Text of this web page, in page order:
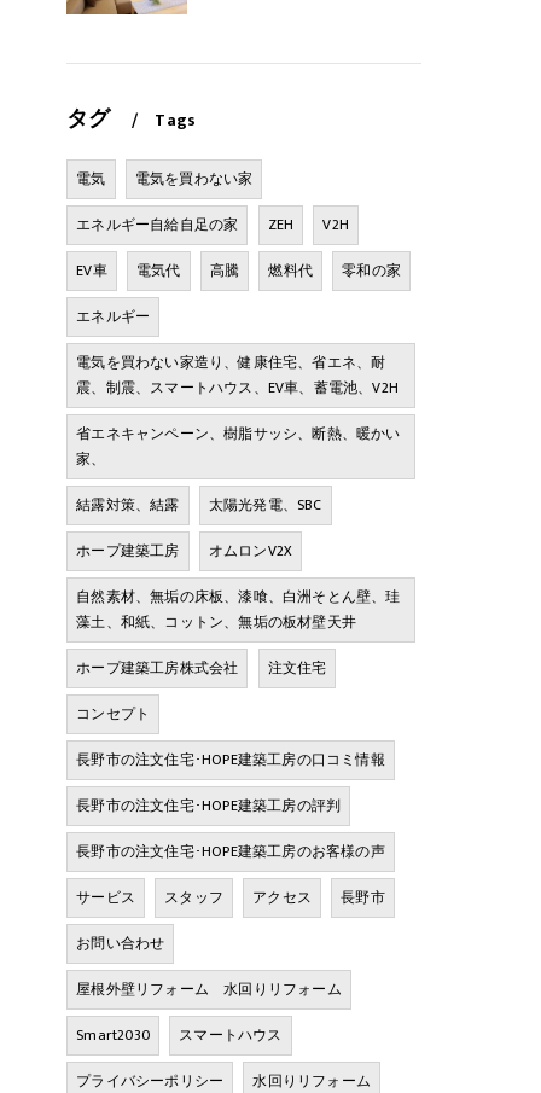
タグ Tags
電気
電気を買わない家
エネルギー自給自足の家
ZEH
V2H
EV車
電気代 高騰 燃料代
零和の家
エネルギー
電気を買わない家造り、健康住宅、省エネ、耐
震、制震、スマートハウス、EV車、蓄電池、V2H
省エネキャンペーン、樹脂サッシ、断熱、暖かい
家、
結露対策、結露
太陽光発電、SBC
ホープ建築工房
オムロンV2X
自然素材、無垢の床板、漆喰、白洲そとん壁、珪
藻土、和紙、コットン、無垢の板材壁天井
ホープ建築工房株式会社
注文住宅
コンセプト
長野市の注文住宅･HOPE建築工房の口コミ情報
長野市の注文住宅･HOPE建築工房の評判
長野市の注文住宅･HOPE建築工房のお客様の声
サービス
スタッフ アクセス
長野市
お問い合わせ
屋根外壁リフォーム 水回りリフォーム
Smart2030
スマートハウス
プライバシーポリシー
水回りリフォーム